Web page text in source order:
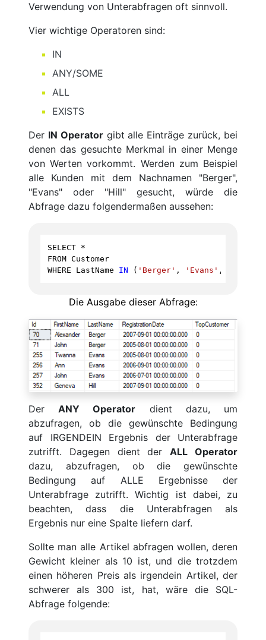
Verwendung von Unterabfragen oft sinnvoll.
Vier wichtige Operatoren sind:
IN
ANY/SOME
ALL
EXISTS
Der IN Operatorgibt alle Einträge zurück, bei
denen das gesuchte Merkmal in einer Menge
von Werten vorkommt. Werden zum Beispiel
alle Kunden mit dem Nachnamen "Berger",
"Evans" oder "Hill" gesucht, würde die
Abfrage dazu folgendermaßen aussehen:
SELECT *
FROM Customer
WHERE
LastName IN ( 'Berger' , 'Evans' ,
Die Ausgabe dieser Abfrage:
DerANY Operator dient dazu, um
abzufragen, ob die gewünschte Bedingung
auf IRGENDEIN Ergebnis der Unterabfrage
zutrifft. Dagegen dient derALL Operator
dazu, abzufragen, ob die gewünschte
Bedingung auf ALLE Ergebnisse der
Unterabfrage zutrifft. Wichtig ist dabei, zu
beachten, dass die Unterabfragen als
Ergebnis nur eine Spalte liefern darf.
Sollte man alle Artikel abfragen wollen, deren
Gewicht kleiner als 10 ist, und die trotzdem
einen höheren Preis als irgendein Artikel, der
schwerer als 300 ist, hat, wäre die SQL-
Abfrage folgende: